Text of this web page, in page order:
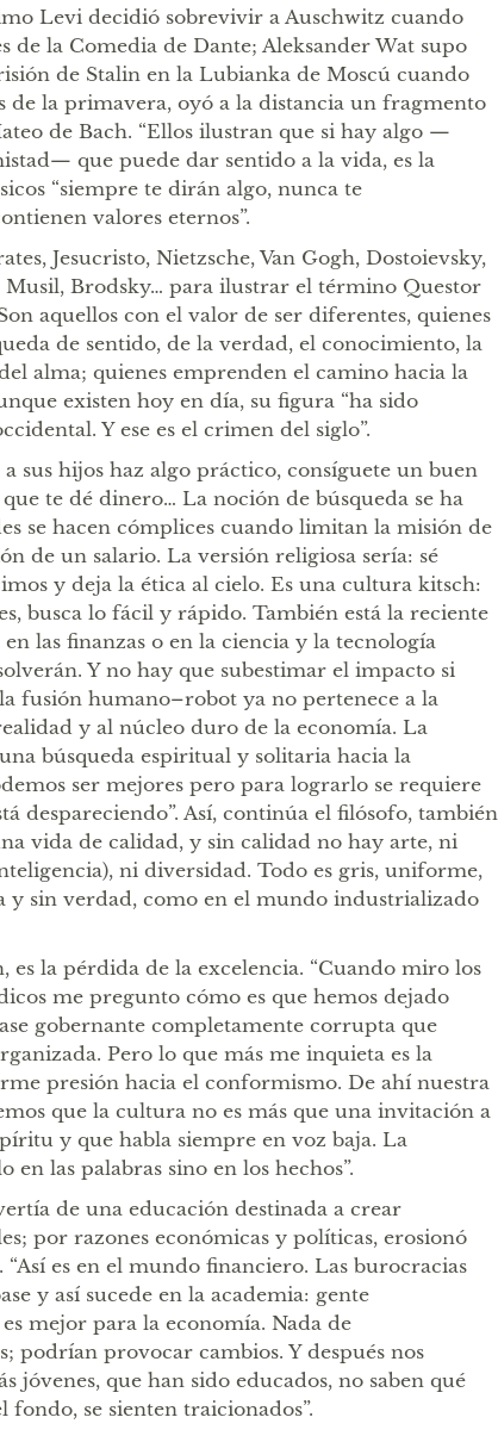
Levi decidió sobrevivir a Auschwitz cuando
de la Comedia de Dante; Aleksander Wat supo
de Stalin en la Lubianka de Moscú cuando
de la primavera, oyó a la distancia un fragmento
de Bach. “Ellos ilustran que si hay algo —
que puede dar sentido a la vida, es la
“siempre te dirán algo, nunca te
valores eternos”.
Jesucristo, Nietzsche, Van Gogh, Dostoievsky,
Musil, Brodsky… para ilustrar el término Questor
aquellos con el valor de ser diferentes, quienes
de sentido, de la verdad, el conocimiento, la
alma; quienes emprenden el camino hacia la
existen hoy en día, su figura “ha sido
Y ese es el crimen del siglo”.
a sus hijos haz algo práctico, consíguete un buen
te dé dinero… La noción de búsqueda se ha
se hacen cómplices cuando limitan la misión de
de un salario. La versión religiosa sería: sé
y deja la ética al cielo. Es una cultura kitsch:
busca lo fácil y rápido. También está la reciente
las finanzas o en la ciencia y la tecnología
Y no hay que subestimar el impacto si
fusión humano–robot ya no pertenece a la
y al núcleo duro de la economía. La
búsqueda espiritual y solitaria hacia la
ser mejores pero para lograrlo se requiere
despareciendo”. Así, continúa el filósofo, también
vida de calidad, y sin calidad no hay arte, ni
ni diversidad. Todo es gris, uniforme,
y sin verdad, como en el mundo industrializado
es la pérdida de la excelencia. “Cuando miro los
me pregunto cómo es que hemos dejado
gobernante completamente corrupta que
Pero lo que más me inquieta es la
presión hacia el conformismo. De ahí nuestra
que la cultura no es más que una invitación a
y que habla siempre en voz baja. La
en las palabras sino en los hechos”.
de una educación destinada a crear
por razones económicas y políticas, erosionó
es en el mundo financiero. Las burocracias
y así sucede en la academia: gente
mejor para la economía. Nada de
podrían provocar cambios. Y después nos
jóvenes, que han sido educados, no saben qué
fondo, se sienten traicionados”.